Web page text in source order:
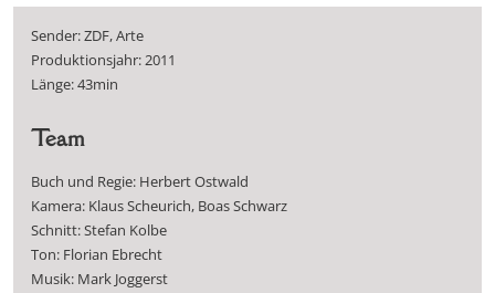
Sender: ZDF, Arte
Produktionsjahr: 2011
Länge: 43min
Team
Buch und Regie: Herbert Ostwald
Kamera: Klaus Scheurich, Boas Schwarz
Schnitt: Stefan Kolbe
Ton: Florian Ebrecht
Musik: Mark Joggerst